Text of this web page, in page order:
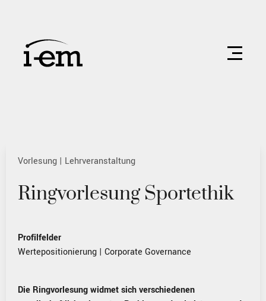
Vorlesung | Lehrveranstaltung
Ringvorlesung Sportethik
Profilfelder
Wertepositionierung | Corporate Governance
Die Ringvorlesung widmet sich verschiedenen